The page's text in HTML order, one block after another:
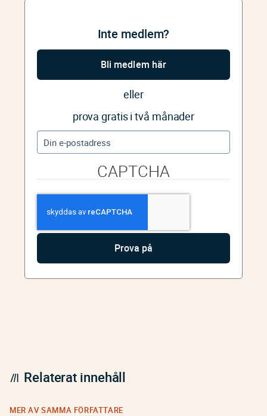
Inte medlem?
Bli medlem här
eller
prova gratis i två månader
CAPTCHA
Relaterat innehåll
MER AV SAMMA FÖRFATTARE